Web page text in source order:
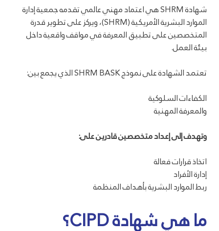
شهادة SHRM هي اعتماد مهني عالمي تقدمه جمعية إدارة
الموارد البشرية الأمريكية (SHRM)، ويركز على تطوير قدرة
المتخصصين على تطبيق المعرفة في مواقف واقعية داخل
بيئة العمل.
تعتمد الشهادة على نموذج SHRM BASK الذي يجمع بين:
الكفاءات السلوكية
والمعرفة المهنية
وتهدف إلى إعداد متخصصين قادرين على:
اتخاذ قرارات فعالة
إدارة الأفراد
ربط الموارد البشرية بأهداف المنظمة
ما هي شهادة CIPD؟